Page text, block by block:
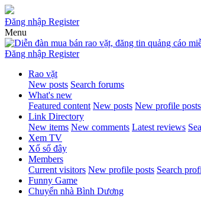
Đăng nhập Register
Menu
Đăng nhập Register
Rao vặt
New posts Search forums
What's new
Featured content New posts New profile posts
Link Directory
New items New comments Latest reviews
Xem TV
Xổ số đây
Members
Current visitors New profile posts Search
Funny Game
Chuyển nhà Bình Dương